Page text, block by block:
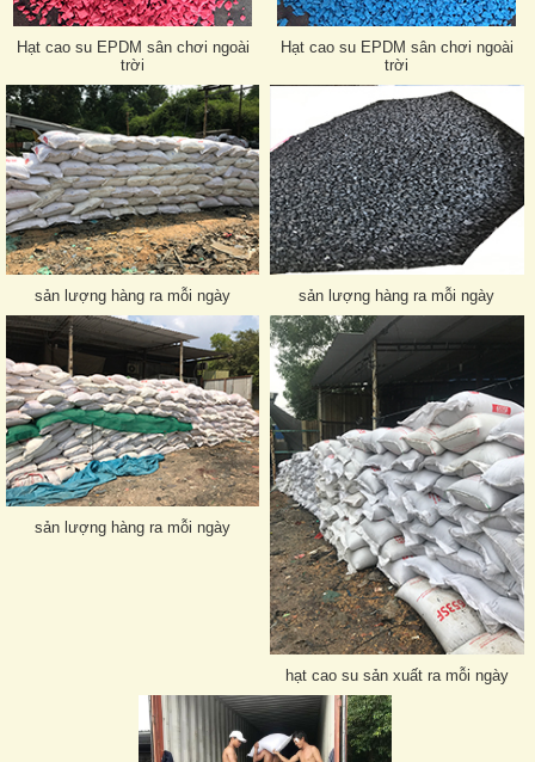
Hạt cao su EPDM sân chơi ngoài
trời
Hạt cao su EPDM sân chơi ngoài
trời
sản lượng hàng ra mỗi ngày sản lượng hàng ra mỗi ngày
sản lượng hàng ra mỗi ngày
hạt cao su sản xuất ra mỗi ngày